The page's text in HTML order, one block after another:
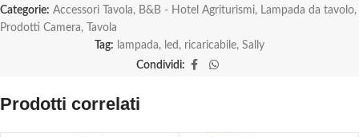
Categorie: Accessori Tavola, B&B - Hotel Agriturismi, Lampada da tavolo,
Prodotti Camera,
Tavola
Tag: lampada, led , ricaricabile, Sally
Condividi:
Prodotti correlati